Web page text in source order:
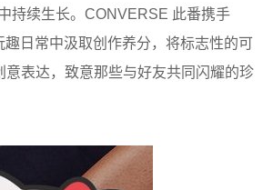
持续生长。CONVERSE 此番携手
日常中汲取创作养分，将标志性的可
表达，致意那些与好友共同闪耀的珍